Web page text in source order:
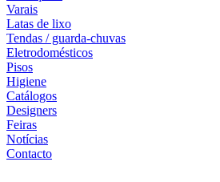
Varais
Latas de lixo
Tendas / guarda-chuvas
Eletrodomésticos
Pisos
Higiene
Catálogos
Designers
Feiras
Notícias
Contacto